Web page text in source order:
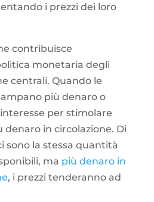
i prezzi dei loro
contribuisce
monetaria degli
centrali. Quando le
più denaro o
per stimolare
denaro in circolazione. Di
sono la stessa quantità
ma più denaro in
, i prezzi tenderanno ad